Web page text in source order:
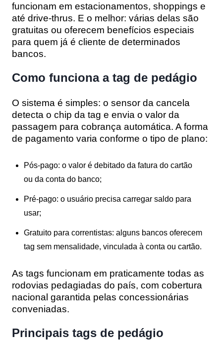
funcionam em estacionamentos, shoppings e
até drive-thrus. E o melhor: várias delas são
gratuitas ou oferecem benefícios especiais
para quem já é cliente de determinados
bancos.
Como funciona a tag de pedágio
O sistema é simples: o sensor da cancela
detecta o chip da tag e envia o valor da
passagem para cobrança automática. A forma
de pagamento varia conforme o tipo de plano:
Pós-pago: o valor é debitado da fatura do cartão
ou da conta do banco;
Pré-pago: o usuário precisa carregar saldo para
usar;
Gratuito para correntistas: alguns bancos oferecem
tag sem mensalidade, vinculada à conta ou cartão.
As tags funcionam em praticamente todas as
rodovias pedagiadas do país, com cobertura
nacional garantida pelas concessionárias
conveniadas.
Principais tags de pedágio